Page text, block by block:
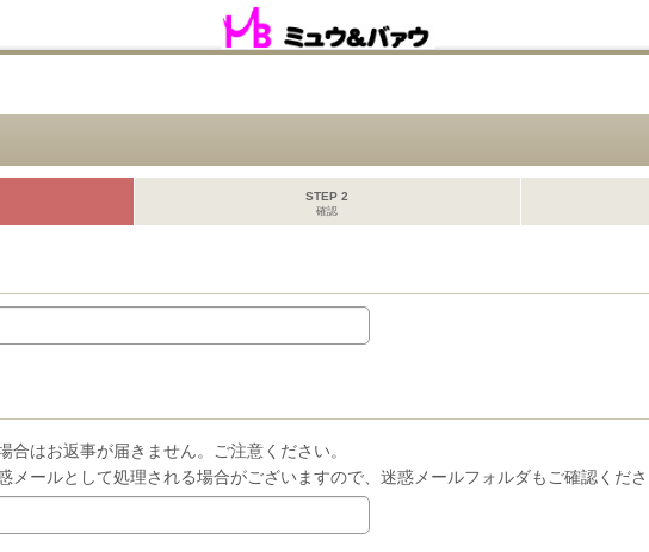
STEP 2
確認
合はお返事が届きません。ご注意ください。
メールとして処理される場合がございますので、迷惑メールフォルダもご確認くださ